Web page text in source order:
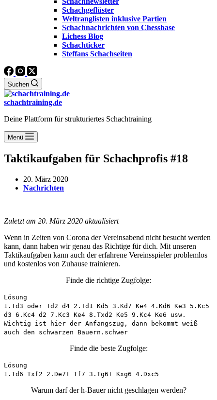
Schachgeflüster
Weltranglisten inklusive Partien
Schachnachrichten von Chessbase
Lichess Blog
Schachticker
Steffans Schachseiten
Suchen
schachtraining.de
Deine Plattform für strukturiertes Schachtraining
Menü
Taktikaufgaben für Schachprofis #18
20. März 2020
Nachrichten
Zuletzt am 20. März 2020 aktualisiert
Wenn in Zeiten von Corona der Vereinsabend nicht besucht werden
kann, dann haben wir genau das Richtige für dich. Mit unseren
Taktikaufgaben kann auch der erfahrene Vereinsspieler problemlos
und kostenlos von Zuhause trainieren.
Finde die richtige Zugfolge:
Lösung
1.Td3 oder Td2 d4 2.Td1 Kd5 3.Kd7 Ke4 4.Kd6 Ke3 5.Kc5
d3 6.Kc4 d2 7.Kc3 Ke4 8.Txd2 Ke5 9.Kc4 Ke6 usw.
Wichtig ist hier der Anfangszug, dann bekommt weiß
auch den schwarzen Bauern.schwer
Finde die beste Zugfolge:
Lösung
1.Td6 Txf2 2.De7+ Tf7 3.Tg6+ Kxg6 4.Dxc5
Warum darf der h-Bauer nicht geschlagen werden?